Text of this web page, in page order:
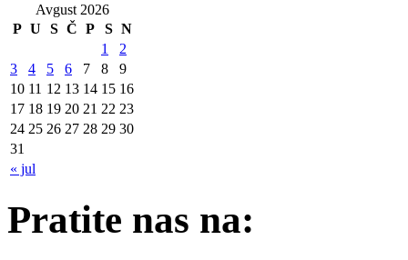
Avgust 2026
P U S Č P S N
« jul
1
2
3
4 5 6 7 8
9
10 11 12 13 14 15 16
17 18 19 20 21 22 23
24 25 26 27 28 29 30
31
Pratite nas na: